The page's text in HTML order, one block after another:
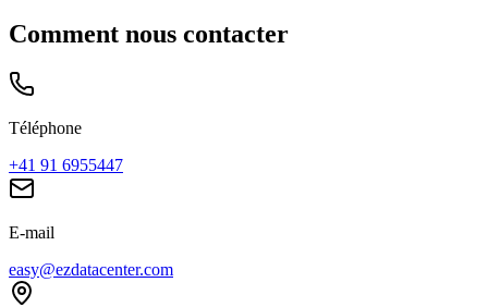
Comment nous contacter
Téléphone
+41 91 6955447
E-mail
easy@ezdatacenter.com